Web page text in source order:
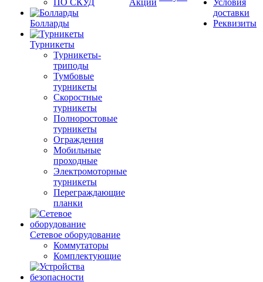
ПО СКУД
Болларды
Турникеты
Турникеты-
триподы
Тумбовые
турникеты
Скоростные
турникеты
Полноростовые
турникеты
Ограждения
Мобильные
проходные
Электромоторные
турникеты
Переграждающие
планки
Сетевое оборудование
Коммутаторы
Комплектующие
Акции
Условия
доставки
Реквизиты